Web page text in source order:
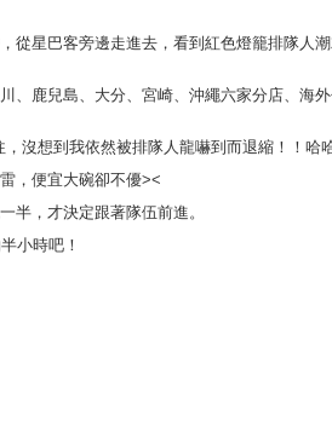
從星巴客旁邊走進去，看到紅色燈籠排隊人潮
、鹿兒島、大分、宮崎、沖繩六家分店、海
沒想到我依然被排隊人龍嚇到而退縮！！哈
，便宜大碗卻不優><
半，才決定跟著隊伍前進。
小時吧！